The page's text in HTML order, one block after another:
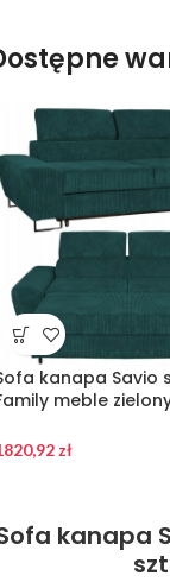
kanapa Savio
meble
zł
kanapa